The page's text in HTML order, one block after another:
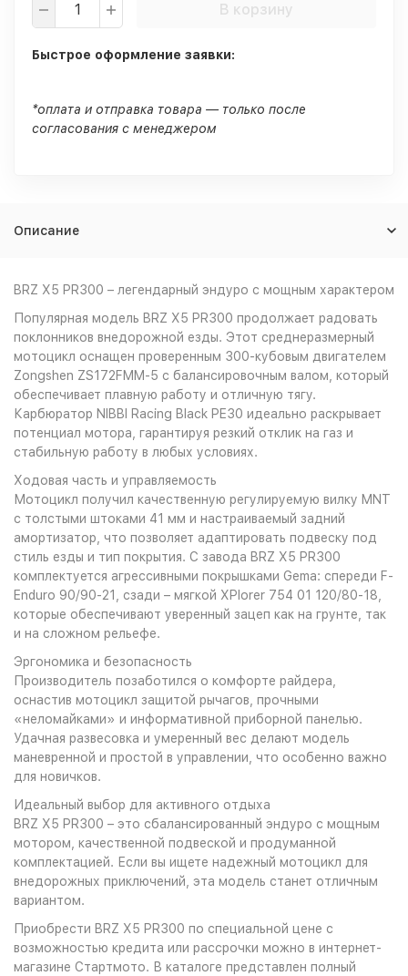
В корзину
Быстрое оформление заявки:
*оплата и отправка товара — только после
согласования с менеджером
Описание
BRZ X5 PR300 – легендарный эндуро с мощным характером
Популярная модель BRZ X5 PR300 продолжает радовать
поклонников внедорожной езды. Этот среднеразмерный
мотоцикл оснащен проверенным 300-кубовым двигателем
Zongshen ZS172FMM-5 с балансировочным валом, который
обеспечивает плавную работу и отличную тягу.
Карбюратор NIBBI Racing Black PE30 идеально раскрывает
потенциал мотора, гарантируя резкий отклик на газ и
стабильную работу в любых условиях.
Ходовая часть и управляемость
Мотоцикл получил качественную регулируемую вилку MNT
с толстыми штоками 41 мм и настраиваемый задний
амортизатор, что позволяет адаптировать подвеску под
стиль езды и тип покрытия. С завода BRZ X5 PR300
комплектуется агрессивными покрышками Gema: спереди F-
Enduro 90/90-21, сзади – мягкой XPlorer 754 01 120/80-18,
которые обеспечивают уверенный зацеп как на грунте, так
и на сложном рельефе.
Эргономика и безопасность
Производитель позаботился о комфорте райдера,
оснастив мотоцикл защитой рычагов, прочными
«неломайками» и информативной приборной панелью.
Удачная развесовка и умеренный вес делают модель
маневренной и простой в управлении, что особенно важно
для новичков.
Идеальный выбор для активного отдыха
BRZ X5 PR300 – это сбалансированный эндуро с мощным
мотором, качественной подвеской и продуманной
комплектацией. Если вы ищете надежный мотоцикл для
внедорожных приключений, эта модель станет отличным
вариантом.
Приобрести BRZ X5 PR300 по специальной цене с
возможностью кредита или рассрочки можно в интернет-
магазине Стартмото. В каталоге представлен полный